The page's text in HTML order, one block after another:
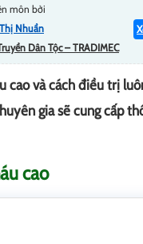
môn bởi
Nhuần
Dân Tộc – TRADIMEC
cao và cách điều trị
gia sẽ cung cấp
cao